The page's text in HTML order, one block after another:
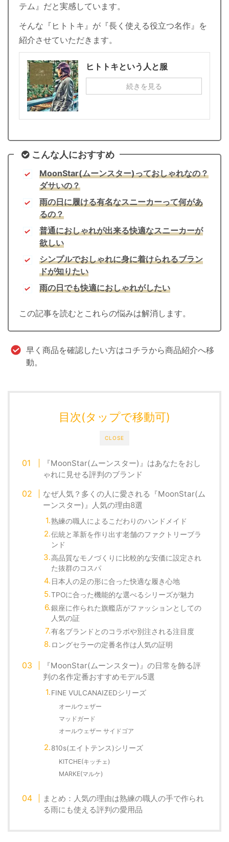
テム』だと実感しています。
そんな『ヒトトキ』が『長く使える役立つ名作』を
紹介させていただきます。
ヒトトキという人と服
続きを見る
こんな人におすすめ
MoonStar(ムーンスター)っておしゃれなの？
ダサいの？
雨の日に履ける有名なスニーカーって何があ
るの？
普通におしゃれが出来る快適なスニーカーが
欲しい
シンプルでおしゃれに身に着けられるブラン
ドが知りたい
雨の日でも快適におしゃれがしたい
この記事を読むとこれらの悩みは解消します。
早く商品を確認したい方はコチラから商品紹介へ移
動。
CLOSE
目次(タップで移動可)
『MoonStar(ムーンスター)』はあなたをおし
ゃれに見せる評判のブランド
なぜ人気？多くの人に愛される『MoonStar(ム
ーンスター)』人気の理由8選
熟練の職人によるこだわりのハンドメイド
伝統と革新を作り出す老舗のファクトリーブラ
ンド
高品質なモノづくりに比較的な安価に設定され
た抜群のコスパ
日本人の足の形に合った快適な履き心地
TPOに合った機能的な選べるシリーズが魅力
銀座に作られた旗艦店がファッションとしての
人気の証
有名ブランドとのコラボや別注される注目度
ロングセラーの定番名作は人気の証明
『MoonStar(ムーンスター)』の日常を飾る評
判の名作定番おすすめモデル5選
FINE VULCANAIZEDシリーズ
オールウェザー
マッドガード
オールウェザー サイドゴア
810s(エイトテンス)シリーズ
KITCHE(キッチェ)
MARKE(マルケ)
まとめ：人気の理由は熟練の職人の手で作られ
る雨にも使える評判の愛用品